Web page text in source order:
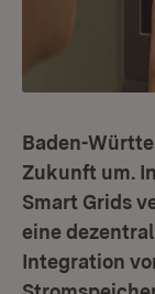
Baden-
Zukunft um.
Smart Grids
eine
Integration